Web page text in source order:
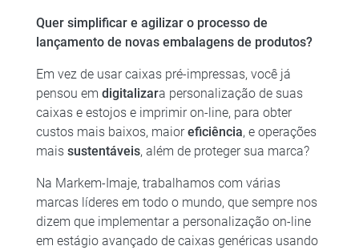
Quer simplificar e agilizar o processo de
lançamento de novas embalagens de produtos?
Em vez de usar caixas pré-impressas, você já
pensou em digitalizara personalização de suas
caixas e estojos e imprimir on-line, para obter
custos mais baixos, maioreficiência, e operações
mais sustentáveis, além de proteger sua marca?​
Na Markem-Imaje, trabalhamos com várias
marcas líderes em todo o mundo, que sempre nos
dizem que implementar a personalização on-line
em estágio avançado de caixas genéricas usando